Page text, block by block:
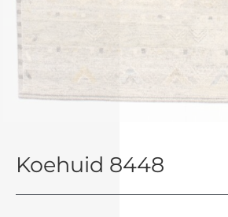
Koehuid 8448